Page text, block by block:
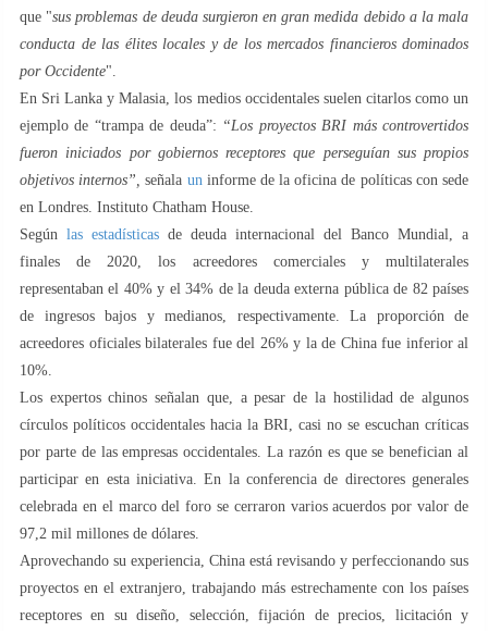
que "sus problemas de deuda surgieron en gran medida debido a la mala
conducta de las élites locales y de los mercados financieros dominados
por Occidente".
En Sri Lanka y Malasia, los medios occidentales suelen citarlos como un
ejemplo de “trampa de deuda”: “Los proyectos BRI más controvertidos
fueron iniciados por gobiernos receptores que perseguían sus propios
objetivos internos”, señala un informe de la oficina de políticas con sede
en Londres. Instituto Chatham House.
Según las estadísticas de deuda internacional del Banco Mundial, a
finales de 2020, los acreedores comerciales y multilaterales
representaban el 40% y el 34% de la deuda externa pública de 82 países
de ingresos bajos y medianos, respectivamente. La proporción de
acreedores oficiales bilaterales fue del 26% y la de China fue inferior al
10%.
Los expertos chinos señalan que, a pesar de la hostilidad de algunos
círculos políticos occidentales hacia la BRI, casi no se escuchan críticas
por parte de las empresas occidentales. La razón es que se benefician al
participar en esta iniciativa. En la conferencia de directores generales
celebrada en el marco del foro se cerraron varios acuerdos por valor de
97,2 mil millones de dólares.
Aprovechando su experiencia, China está revisando y perfeccionando sus
proyectos en el extranjero, trabajando más estrechamente con los países
receptores en su diseño, selección, fijación de precios, licitación y